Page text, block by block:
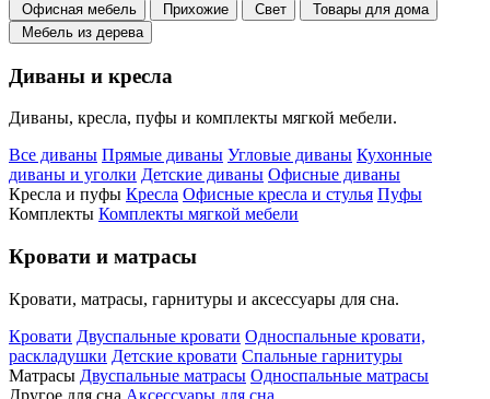
Офисная мебель
Прихожие Свет
Товары для дома
Мебель из дерева
Диваны и кресла
Диваны, кресла, пуфы и комплекты мягкой мебели.
Все диваны Прямые диваны Угловые диваны Кухонные
диваны и уголки Детские диваны Офисные диваны
Кресла и пуфы Кресла Офисные кресла и стулья Пуфы
Комплекты Комплекты мягкой мебели
Кровати и матрасы
Кровати, матрасы, гарнитуры и аксессуары для сна.
Кровати Двуспальные кровати Односпальные кровати,
раскладушки Детские кровати Спальные гарнитуры
Матрасы Двуспальные матрасы Односпальные матрасы
Другое для сна Аксессуары для сна